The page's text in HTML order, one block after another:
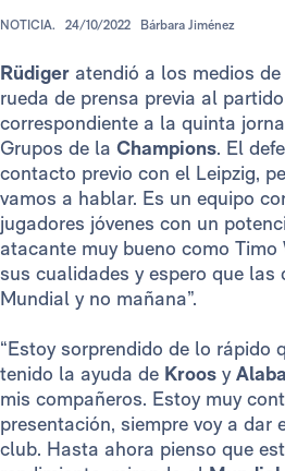
NOTICIA. 24/10/2022 Bárbara Jiménez
Rüdiger atendió a los medios
rueda de prensa previa al
correspondiente a la quinta
Grupos de la Champions. El
contacto previo con el Leipzig,
vamos a hablar. Es un equipo
jugadores jóvenes con un
atacante muy bueno como Timo
sus cualidades y espero que las
Mundial y no mañana”.
“Estoy sorprendido de lo rápido
tenido la ayuda de Kroos yAlaba
mis compañeros. Estoy muy
presentación, siempre voy a dar
club. Hasta ahora pienso que